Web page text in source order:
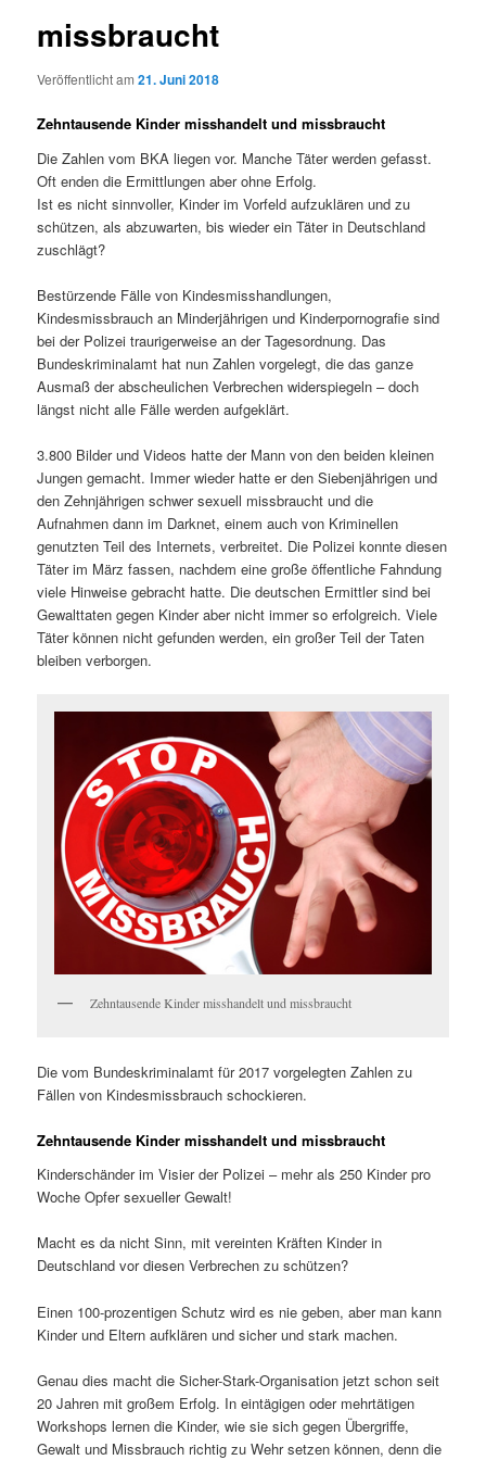
missbraucht
Veröffentlicht am21. Juni 2018
Zehntausende Kinder misshandelt und missbraucht
Die Zahlen vom BKA liegen vor. Manche Täter werden gefasst.
Oft enden die Ermittlungen aber ohne Erfolg.
Ist es nicht sinnvoller, Kinder im Vorfeld aufzuklären und zu
schützen, als abzuwarten, bis wieder ein Täter in Deutschland
zuschlägt?
Bestürzende Fälle von Kindesmisshandlungen,
Kindesmissbrauch an Minderjährigen und Kinderpornografie sind
bei der Polizei traurigerweise an der Tagesordnung. Das
Bundeskriminalamt hat nun Zahlen vorgelegt, die das ganze
Ausmaß der abscheulichen Verbrechen widerspiegeln – doch
längst nicht alle Fälle werden aufgeklärt.
3.800 Bilder und Videos hatte der Mann von den beiden kleinen
Jungen gemacht. Immer wieder hatte er den Siebenjährigen und
den Zehnjährigen schwer sexuell missbraucht und die
Aufnahmen dann im Darknet, einem auch von Kriminellen
genutzten Teil des Internets, verbreitet. Die Polizei konnte diesen
Täter im März fassen, nachdem eine große öffentliche Fahndung
viele Hinweise gebracht hatte. Die deutschen Ermittler sind bei
Gewalttaten gegen Kinder aber nicht immer so erfolgreich. Viele
Täter können nicht gefunden werden, ein großer Teil der Taten
bleiben verborgen.
Zehntausende Kinder misshandelt und missbraucht
Die vom Bundeskriminalamt für 2017 vorgelegten Zahlen zu
Fällen von Kindesmissbrauch schockieren.
Zehntausende Kinder misshandelt und missbraucht
Kinderschänder im Visier der Polizei – mehr als 250 Kinder pro
Woche Opfer sexueller Gewalt!
Macht es da nicht Sinn, mit vereinten Kräften Kinder in
Deutschland vor diesen Verbrechen zu schützen?
Einen 100-prozentigen Schutz wird es nie geben, aber man kann
Kinder und Eltern aufklären und sicher und stark machen.
Genau dies macht die Sicher-Stark-Organisation jetzt schon seit
20 Jahren mit großem Erfolg. In eintägigen oder mehrtätigen
Workshops lernen die Kinder, wie sie sich gegen Übergriffe,
Gewalt und Missbrauch richtig zu Wehr setzen können, denn die